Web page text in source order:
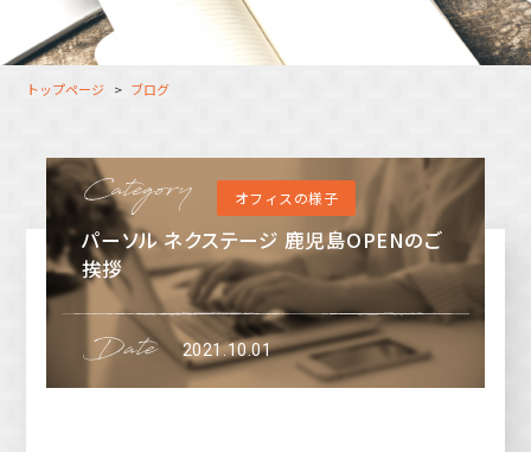
大分オフィス
長崎オフィス
福岡コネクトオフィス
松山オフィス
広島オフィス
高松オフィス
支援スタッフ（タレント） 募集
利用者（クルー）データ
トップページ ブログ
オフィスの様子
パーソル ネクステージ 鹿児島OPENのご
挨拶
2021.10.01